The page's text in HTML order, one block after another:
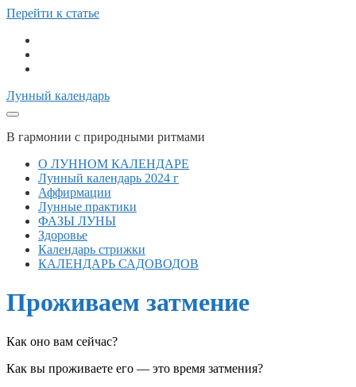
Перейти к статье
Лунный календарь
В гармонии с природными ритмами
О ЛУННОМ КАЛЕНДАРЕ
Лунный календарь 2024 г
Аффирмации
Лунные практики
ФАЗЫ ЛУНЫ
Здоровье
Календарь стрижки
КАЛЕНДАРЬ САДОВОДОВ
Проживаем затмение
Как оно вам сейчас?
Как вы проживаете его — это время затмения?